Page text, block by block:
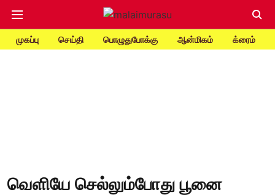
முகப்பு செய்தி பொழுதுபோக்கு ஆன்மிகம் க்ரைம்
வெளியே செல்லும்போது பூனை